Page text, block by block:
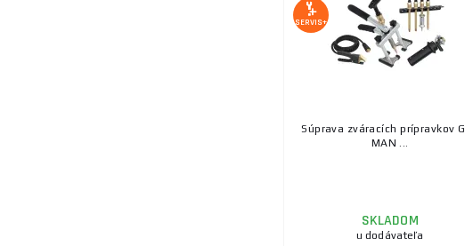
SERVIS+
Súprava zváracích prípravkov
MAN ...
SKLADOM
u dodávateľa